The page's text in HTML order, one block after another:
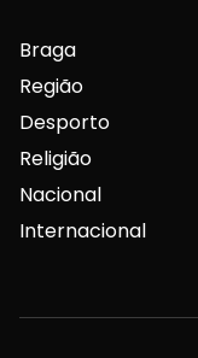
Braga
Região
Desporto
Religião
Nacional
Internacional